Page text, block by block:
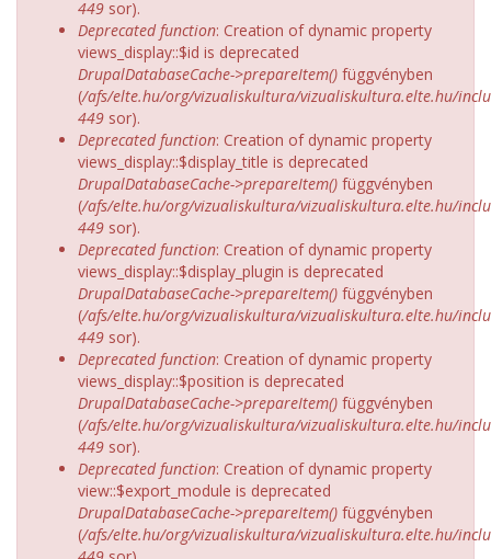
449 sor).
Deprecated function: Creation of dynamic property
views_display::$id is deprecated
DrupalDatabaseCache->prepareItem() függvényben
(/afs/elte.hu/org/vizualiskultura/vizualiskultura.elte.hu/
449 sor).
Deprecated function: Creation of dynamic property
views_display::$display_title is deprecated
DrupalDatabaseCache->prepareItem() függvényben
(/afs/elte.hu/org/vizualiskultura/vizualiskultura.elte.hu/
449 sor).
Deprecated function: Creation of dynamic property
views_display::$display_plugin is deprecated
DrupalDatabaseCache->prepareItem() függvényben
(/afs/elte.hu/org/vizualiskultura/vizualiskultura.elte.hu/
449 sor).
Deprecated function: Creation of dynamic property
views_display::$position is deprecated
DrupalDatabaseCache->prepareItem() függvényben
(/afs/elte.hu/org/vizualiskultura/vizualiskultura.elte.hu/
449 sor).
Deprecated function: Creation of dynamic property
view::$export_module is deprecated
DrupalDatabaseCache->prepareItem() függvényben
(/afs/elte.hu/org/vizualiskultura/vizualiskultura.elte.hu/